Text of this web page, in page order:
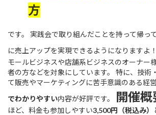
方
です。 実践会で取り組んだことを持って帰っ
に売上アップを実現できるようになりますよ！
モールビジネスや店舗系ビジネスのオーナー
者の方などを対象にしています。 特に、技術
て販売やマーケティングに苦手意識のある経
でわかりやすい内容が好評です。 開催概
ほど、料金も参加しやすい3,500円（税込み）